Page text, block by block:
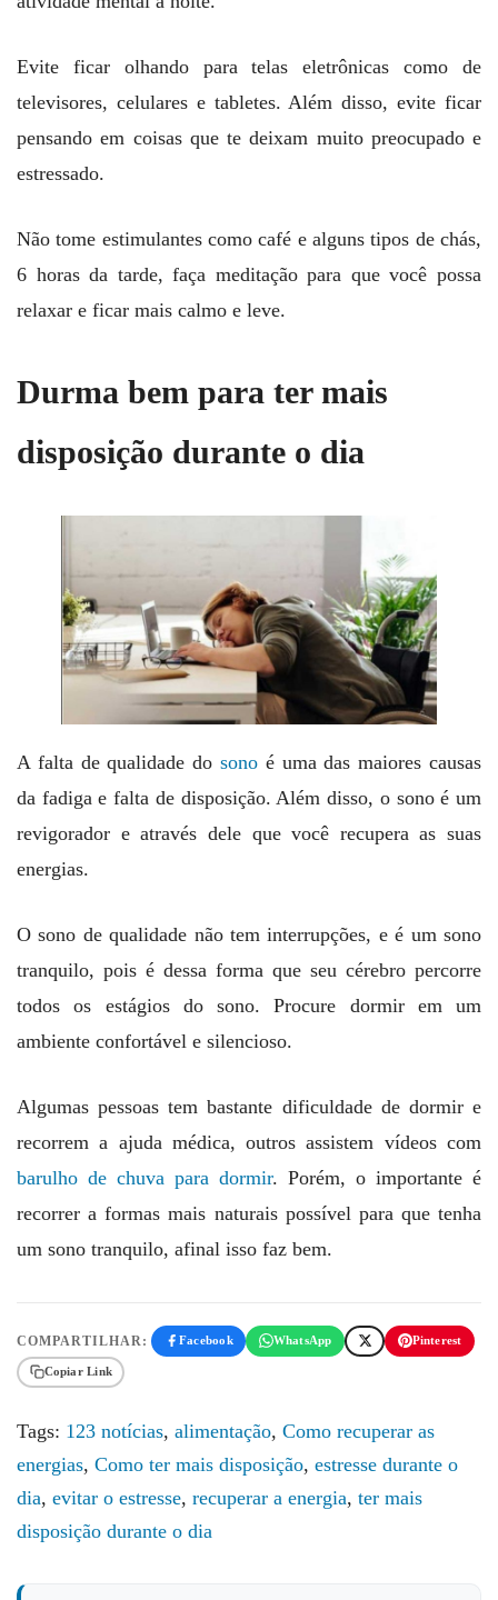
Evite ficar olhando para telas eletrônicas como de
televisores, celulares e tabletes. Além disso, evite ficar
pensando em coisas que te deixam muito preocupado e
estressado.
Não tome estimulantes como café e alguns tipos de chás,
6 horas da tarde, faça meditação para que você possa
relaxar e ficar mais calmo e leve.
Durma bem para ter mais
disposição durante o dia
A falta de qualidade do sono é uma das maiores causas
da fadiga e falta de disposição. Além disso, o sono é um
revigorador e através dele que você recupera as suas
energias.
O sono de qualidade não tem interrupções, e é um sono
tranquilo, pois é dessa forma que seu cérebro percorre
todos os estágios do sono. Procure dormir em um
ambiente confortável e silencioso.
Algumas pessoas tem bastante dificuldade de dormir e
recorrem a ajuda médica, outros assistem vídeos com
barulho de chuva para dormir. Porém, o importante é
recorrer a formas mais naturais possível para que tenha
um sono tranquilo, afinal isso faz bem.
COMPARTILHAR: Facebook WhatsApp Pinterest
Copiar Link
Tags: 123 notícias, alimentação, Como recuperar as
energias, Como ter mais disposição, estresse durante o
dia, evitar o estresse, recuperar a energia, ter mais
disposição durante o dia